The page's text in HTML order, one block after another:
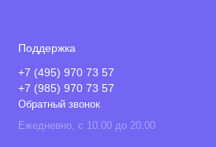
Поддержка
+7 (495) 970 73 57
+7 (985) 970 73 57
Обратный звонок
Ежедневно, с 10.00 до 20.00